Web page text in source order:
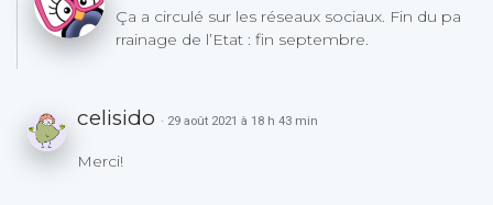
Ça a circulé sur les réseaux sociaux. Fin du pa
rrainage de l’Etat : fin septembre.
celisido · 29 août 2021 à 18 h 43 min
Merci!